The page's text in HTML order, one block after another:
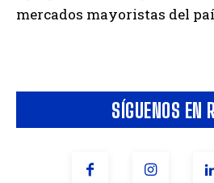
SÍGUENOS EN
mercados mayoristas del